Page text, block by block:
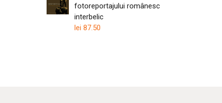
fotoreportajului românesc
interbelic
lei 87.50